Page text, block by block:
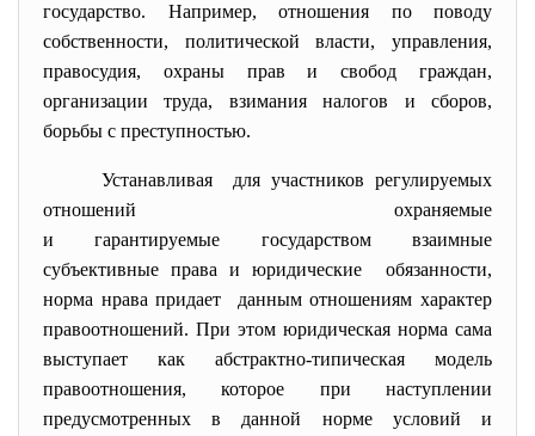
государство. Например, отношения по поводу
собственности, политической власти, управления,
правосудия, охраны прав и свобод граждан,
организации труда, взимания налогов и сборов,
борьбы с преступностью.
Устанавливая для участников регулируемых
отношений охраняемые
и гарантируемые государством взаимные
субъективные права и юридические обязанности,
норма нрава придает данным отношениям характер
правоотношений. При этом юридическая норма сама
выступает как абстрактно-типическая модель
правоотношения, которое при наступлении
предусмотренных в данной норме условий и